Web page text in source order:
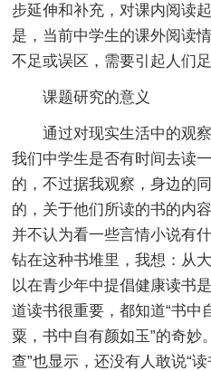
步延伸和补充，对课内阅读
是，当前中学生的课外阅读
不足或误区，需要引起人们
课题研究的意义
通过对现实生活中的观
我们中学生是否有时间去读
的，不过据我观察，身边的
的，关于他们所读的书的内
并不认为看一些言情小说有
钻在这种书堆里，我想：从
以在青少年中提倡健康读书
道读书很重要，都知道“书中
粟，书中自有颜如玉”的奇妙
查”也显示，还没有人敢说“